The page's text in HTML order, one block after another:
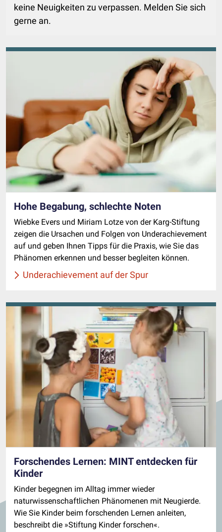
keine Neuigkeiten zu verpassen. Melden Sie sich
gerne an.
Hohe Begabung, schlechte Noten
Wiebke Evers und Miriam Lotze von der Karg-Stiftung
zeigen die Ursachen und Folgen von Underachievement
auf und geben Ihnen Tipps für die Praxis, wie Sie das
Phänomen erkennen und besser begleiten können.
Underachievement auf der Spur
Forschendes Lernen: MINT entdecken für
Kinder
Kinder begegnen im Alltag immer wieder
naturwissenschaftlichen Phänomenen mit Neugierde.
Wie Sie Kinder beim forschenden Lernen anleiten,
beschreibt die »Stiftung Kinder forschen«.